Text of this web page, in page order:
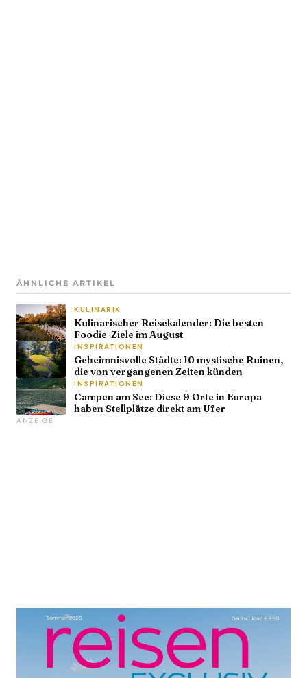
ÄHNLICHE ARTIKEL
KULINARIK
Kulinarischer Reisekalender: Die besten
Foodie-Ziele im August
INSPIRATIONEN
Geheimnisvolle Städte: 10 mystische Ruinen,
die von vergangenen Zeiten künden
INSPIRATIONEN
Campen am See: Diese 9 Orte in Europa
haben Stellplätze direkt am Ufer
ANZEIGE